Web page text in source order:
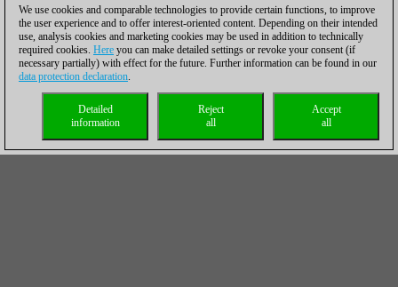
We use cookies and comparable technologies to provide certain functions, to improve
the user experience and to offer interest-oriented content. Depending on their intended
use, analysis cookies and marketing cookies may be used in addition to technically
required cookies. Here you can make detailed settings or revoke your consent (if
necessary partially) with effect for the future. Further information can be found in our
data protection declaration.
Accept
all
Reject
all
Detailed
information